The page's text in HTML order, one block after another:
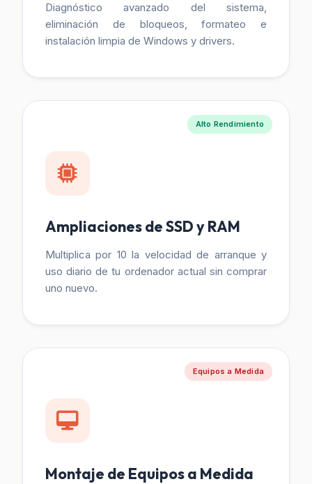
Diagnóstico avanzado del sistema,
eliminación de bloqueos, formateo e
instalación limpia de Windows y drivers.
Alto Rendimiento
Ampliaciones de SSD y RAM
Multiplica por 10 la velocidad de arranque y
uso diario de tu ordenador actual sin comprar
uno nuevo.
Equipos a Medida
Montaje de Equipos a Medida